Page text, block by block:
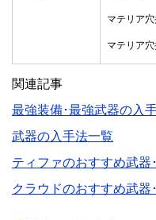
マテリア
マテリア
関連記事
最強装備･最強武器の入
武器の入手法一覧
ティファのおすすめ武器
クラウドのおすすめ武